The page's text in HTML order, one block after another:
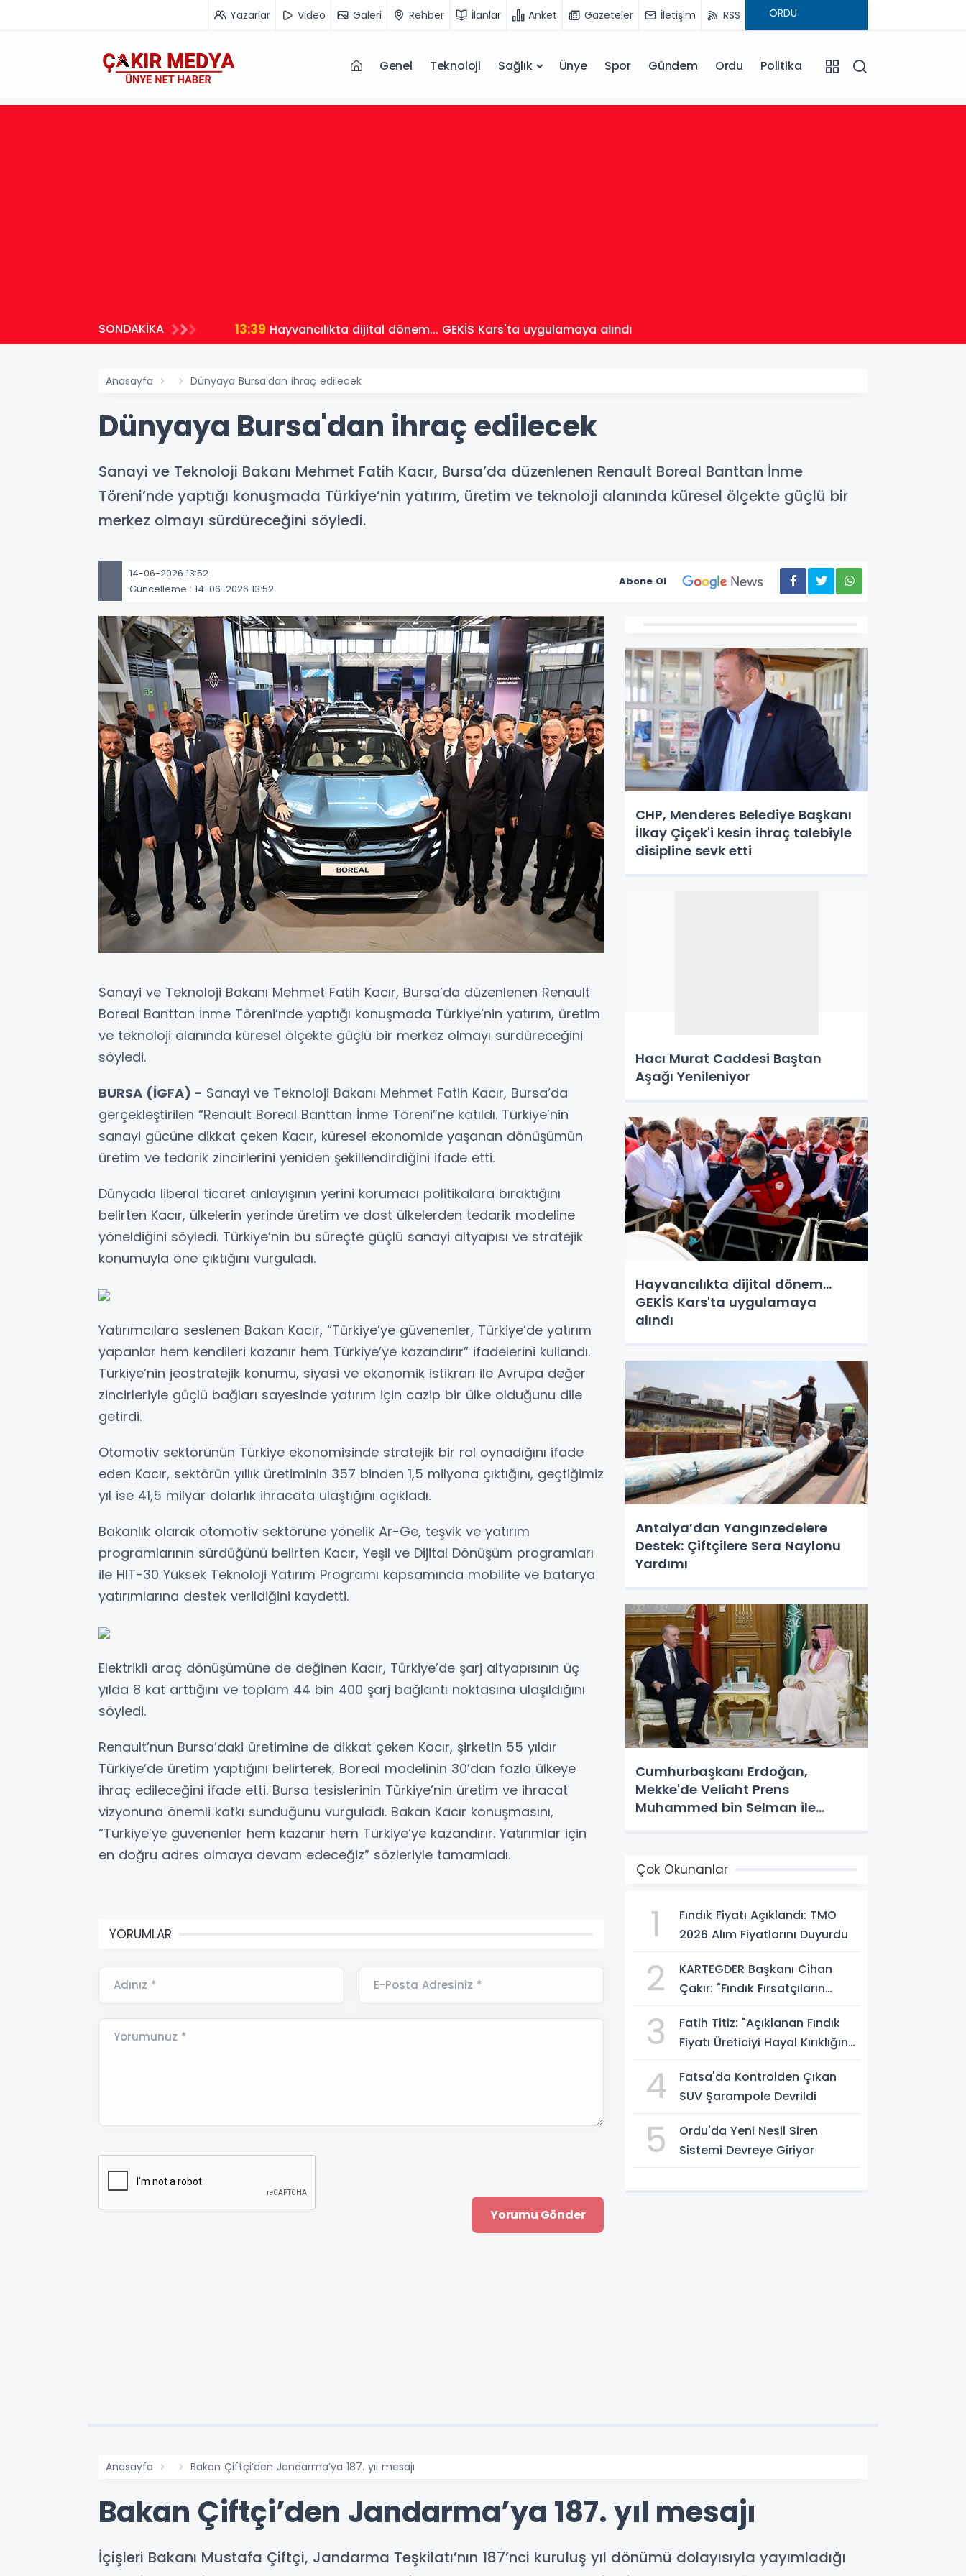
Yazarlar Video Galeri Rehber İlanlar Anket Gazeteler İletişim RSS
Genel Teknoloji Sağlık Ünye Spor Gündem Ordu Politika
SONDAKİKA 13:39 Hayvancılıkta dijital dönem... GEKİS Kars'ta uygulamaya alındı
Anasayfa Dünyaya Bursa'dan ihraç edilecek
Dünyaya Bursa'dan ihraç edilecek
Sanayi ve Teknoloji Bakanı Mehmet Fatih Kacır, Bursa’da düzenlenen Renault Boreal Banttan İnme
Töreni’nde yaptığı konuşmada Türkiye’nin yatırım, üretim ve teknoloji alanında küresel ölçekte güçlü bir
merkez olmayı sürdüreceğini söyledi.
14-06-2026 13:52
Güncelleme : 14-06-2026 13:52
Abone Ol
Sanayi ve Teknoloji Bakanı Mehmet Fatih Kacır, Bursa’da düzenlenen Renault
Boreal Banttan İnme Töreni’nde yaptığı konuşmada Türkiye’nin yatırım, üretim
ve teknoloji alanında küresel ölçekte güçlü bir merkez olmayı sürdüreceğini
söyledi.
BURSA (İGFA) - Sanayi ve Teknoloji Bakanı Mehmet Fatih Kacır, Bursa’da
gerçekleştirilen “Renault Boreal Banttan İnme Töreni”ne katıldı. Türkiye’nin
sanayi gücüne dikkat çeken Kacır, küresel ekonomide yaşanan dönüşümün
üretim ve tedarik zincirlerini yeniden şekillendirdiğini ifade etti.
Dünyada liberal ticaret anlayışının yerini korumacı politikalara bıraktığını
belirten Kacır, ülkelerin yerinde üretim ve dost ülkelerden tedarik modeline
yöneldiğini söyledi. Türkiye’nin bu süreçte güçlü sanayi altyapısı ve stratejik
konumuyla öne çıktığını vurguladı.
Yatırımcılara seslenen Bakan Kacır, “Türkiye’ye güvenenler, Türkiye’de yatırım
yapanlar hem kendileri kazanır hem Türkiye’ye kazandırır” ifadelerini kullandı.
Türkiye’nin jeostratejik konumu, siyasi ve ekonomik istikrarı ile Avrupa değer
zincirleriyle güçlü bağları sayesinde yatırım için cazip bir ülke olduğunu dile
getirdi.
Otomotiv sektörünün Türkiye ekonomisinde stratejik bir rol oynadığını ifade
eden Kacır, sektörün yıllık üretiminin 357 binden 1,5 milyona çıktığını, geçtiğimiz
yıl ise 41,5 milyar dolarlık ihracata ulaştığını açıkladı.
Bakanlık olarak otomotiv sektörüne yönelik Ar-Ge, teşvik ve yatırım
programlarının sürdüğünü belirten Kacır, Yeşil ve Dijital Dönüşüm programları
ile HIT-30 Yüksek Teknoloji Yatırım Programı kapsamında mobilite ve batarya
yatırımlarına destek verildiğini kaydetti.
Elektrikli araç dönüşümüne de değinen Kacır, Türkiye’de şarj altyapısının üç
yılda 8 kat arttığını ve toplam 44 bin 400 şarj bağlantı noktasına ulaşıldığını
söyledi.
Renault’nun Bursa’daki üretimine de dikkat çeken Kacır, şirketin 55 yıldır
Türkiye’de üretim yaptığını belirterek, Boreal modelinin 30’dan fazla ülkeye
ihraç edileceğini ifade etti. Bursa tesislerinin Türkiye’nin üretim ve ihracat
vizyonuna önemli katkı sunduğunu vurguladı. Bakan Kacır konuşmasını,
“Türkiye’ye güvenenler hem kazanır hem Türkiye’ye kazandırır. Yatırımlar için
en doğru adres olmaya devam edeceğiz” sözleriyle tamamladı.
YORUMLAR
Adınız * E-Posta Adresiniz *
Yorumunuz *
CHP, Menderes Belediye Başkanı
İlkay Çiçek'i kesin ihraç talebiyle
disipline sevk etti
Hacı Murat Caddesi Baştan
Aşağı Yenileniyor
Hayvancılıkta dijital dönem...
GEKİS Kars'ta uygulamaya
alındı
Antalya’dan Yangınzedelere
Destek: Çiftçilere Sera Naylonu
Yardımı
Cumhurbaşkanı Erdoğan,
Mekke'de Veliaht Prens
Muhammed bin Selman ile
Çok Okunanlar
1
Fındık Fiyatı Açıklandı: TMO
2026 Alım Fiyatlarını Duyurdu
2
KARTEGDER Başkanı Cihan
Çakır: "Fındık Fırsatçıların
3
Fatih Titiz: "Açıklanan Fındık
Fiyatı Üreticiyi Hayal Kırıklığına
4
Fatsa'da Kontrolden Çıkan
SUV Şarampole Devrildi
5
Ordu'da Yeni Nesil Siren
Sistemi Devreye Giriyor
Anasayfa Bakan Çiftçi’den Jandarma’ya 187. yıl mesajı
Bakan Çiftçi’den Jandarma’ya 187. yıl mesajı
İçişleri Bakanı Mustafa Çiftçi, Jandarma Teşkilatı’nın 187’nci kuruluş yıl dönümü dolayısıyla yayımladığı